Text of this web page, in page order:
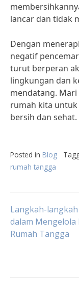
lancar dan tidak
Dengan
negatif
turut berperan
lingkungan dan
mendatang.
rumah kita
bersih dan sehat.
Posted in Blog
rumah tangga
Post
Langkah-
dalam Mengelola
Rumah Tangga